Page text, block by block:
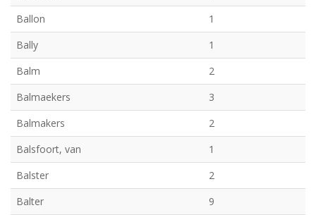
Ballon
1
Bally
1
Balm
2
Balmaekers
3
Balmakers
2
Balsfoort, van
1
Balster
2
Balter
9